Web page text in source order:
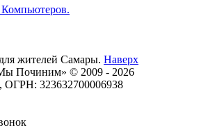
для жителей Самары. Наверх
Починим» © 2009 - 2026
323632700006938